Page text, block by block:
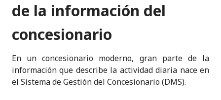
de la información del
concesionario
En un concesionario moderno, gran parte de la
información que describe la actividad diaria nace en
el Sistema de Gestión del Concesionario (DMS).